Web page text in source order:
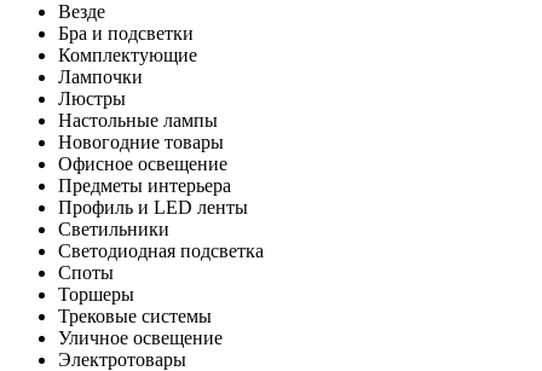
Везде
Бра и подсветки
Комплектующие
Лампочки
Люстры
Настольные лампы
Новогодние товары
Офисное освещение
Предметы интерьера
Профиль и LED ленты
Светильники
Светодиодная подсветка
Споты
Торшеры
Трековые системы
Уличное освещение
Электротовары